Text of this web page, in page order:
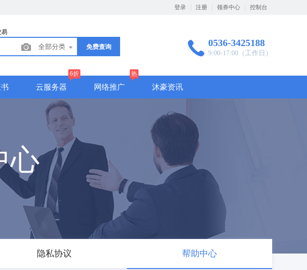
登录 注册 领券中心 控制台
易
全部分类 免费查询 0536-3425188
9:00-17:00（工作日）
云服务器
6折
网络推广
热
沐豪资讯
心
隐私协议 帮助中心